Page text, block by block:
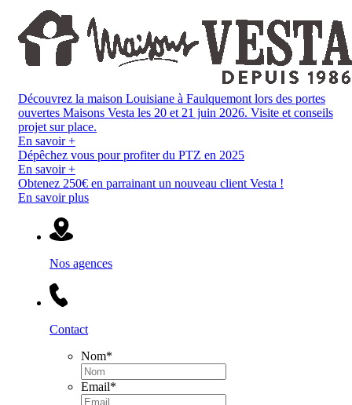
Découvrez la maison Louisiane à Faulquemont lors des portes
ouvertes Maisons Vesta les 20 et 21 juin 2026. Visite et conseils
projet sur place.
En savoir +
Dépêchez vous pour profiter du PTZ en 2025
En savoir +
Obtenez 250€ en parrainant un nouveau client Vesta !
En savoir plus
Nos agences
Contact
Nom*
Email*